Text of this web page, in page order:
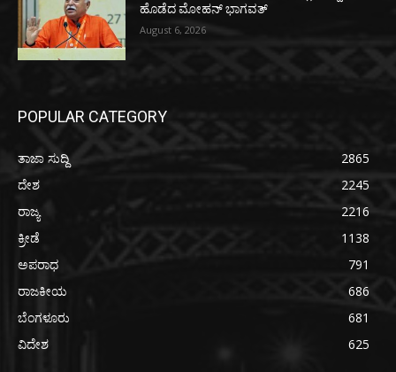
ಹೊಡೆದ ಮೋಹನ್ ಭಾಗವತ್
August 6, 2026
POPULAR CATEGORY
ತಾಜಾ ಸುದ್ದಿ
2865
ದೇಶ
2245
ರಾಜ್ಯ
2216
ಕ್ರೀಡೆ
1138
ಅಪರಾಧ
791
ರಾಜಕೀಯ
686
ಬೆಂಗಳೂರು
681
ವಿದೇಶ
625